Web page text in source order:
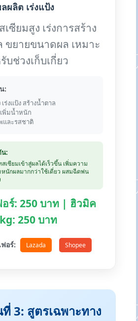
ผลิต เร่งแป้ง
ซียมสูง เร่งการสร้าง
ขยายขนาดผล เหมาะ
บช่วงเก็บเกี่ยว
:
ร่งแป้ง สร้างน้ำตาล
พิ่มน้ำหนัก
และรสชาติ
น:
เซียมเข้าสู่ผลได้เร็วขึ้น เพิ่มความ
นักผลมากกว่าใช้เดี่ยว ผสมฉีดพ่น
อร์: 250 บาท | ฮิวมิค
250 บาท
อร์: Lazada Shopee
3: สูตรเฉพาะทาง